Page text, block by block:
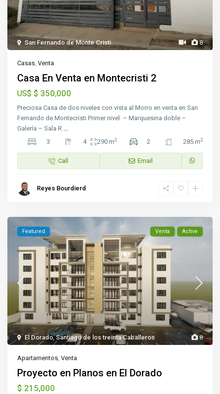
8
San Fernando de Monte Cristi
Casas,Venta
Casa En Venta en Montecristi 2
US$ $ 350,000
Preciosa Casa de dos niveles con vista al Morro en venta en San
Fernando de Montecristi Primer nivel: – Marquesina doble –
Galería – Sala R ...
3
4 290 m2 2 285 m2
Call Email
Reyes Bourdierd
8
El Dorado,Santiago de los treinta Caballeros
Featured Venta Active
Apartamentos,Venta
Proyecto en Planos en El Dorado
$ 215,000